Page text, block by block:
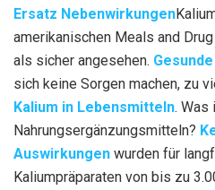
Ersatz Nebenwirkungen
amerikanischen Meals and
als sicher angesehen.
sich keine Sorgen machen, zu
Kalium in Lebensmitteln. Was
Nahrungsergänzungsmitteln?
Auswirkungen wurden für
Kaliumpräparaten von bis zu